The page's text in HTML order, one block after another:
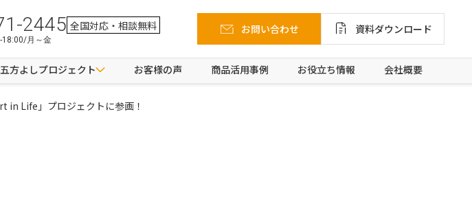
2445
18:00/月～金
全国対応・相談無料 お問い合わせ 資料ダウンロード
五方よしプロジェクト お客様の声 商品活用事例 お役立ち情報 会社概要
in Life」プロジェクトに参画！